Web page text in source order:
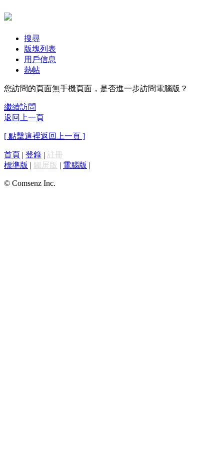
搜尋
版塊列表
用戶信息
熱帖
您訪問的頁面無手機頁面，是否進一步訪問電腦版？
繼續訪問
返回上一頁
[ 點擊這裡返回上一頁 ]
首頁 | 登錄 | 註冊
標準版 | 觸屏版 | 電腦版 |
© Comsenz Inc.